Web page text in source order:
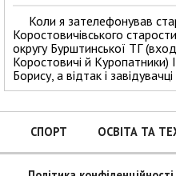
Коли я зателефонував
Коростовичівського
округу Бурштинської ТГ
Коростовичі й Куропатники)
Борису, а відтак і
СПОРТ ОСВІТА ТА